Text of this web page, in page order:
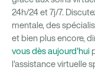
24h/24 et 7j/7.
mentale, des
et bien plus encore,
vous dès aujourd'hui
l'assistance virtuelle